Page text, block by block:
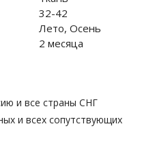
32-42
Лето, Осень
2 месяца
и все страны СНГ
и всех сопутствующих